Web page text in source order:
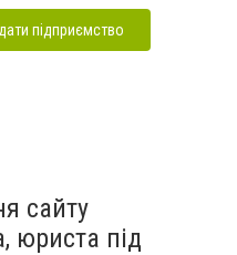
підприємство
сайту
юриста під